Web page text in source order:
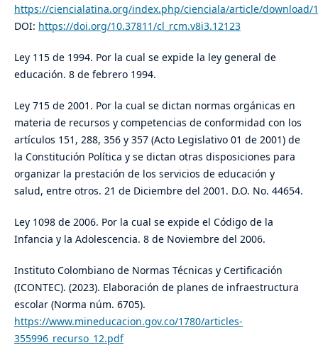
https://ciencialatina.org/index.php/cienciala/article/download/
DOI: https://doi.org/10.37811/cl_rcm.v8i3.12123
Ley 115 de 1994. Por la cual se expide la ley general de
educación. 8 de febrero 1994.
Ley 715 de 2001. Por la cual se dictan normas orgánicas en
materia de recursos y competencias de conformidad con los
artículos 151, 288, 356 y 357 (Acto Legislativo 01 de 2001) de
la Constitución Política y se dictan otras disposiciones para
organizar la prestación de los servicios de educación y
salud, entre otros. 21 de Diciembre del 2001. D.O. No. 44654.
Ley 1098 de 2006. Por la cual se expide el Código de la
Infancia y la Adolescencia. 8 de Noviembre del 2006.
Instituto Colombiano de Normas Técnicas y Certificación
(ICONTEC). (2023). Elaboración de planes de infraestructura
escolar (Norma núm. 6705).
https://www.mineducacion.gov.co/1780/articles-
355996_recurso_12.pdf